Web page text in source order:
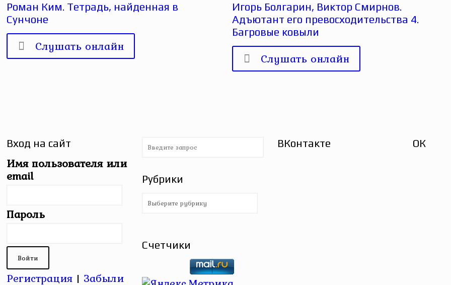
Роман Ким. Тетрадь, найденная в
Сунчоне
Слушать онлайн
Игорь Болгарин, Виктор Смирнов.
Адъютант его превосходительства 4.
Багровые ковыли
Слушать онлайн
Вход на сайт
Имя пользователя или
email
Пароль
Регистрация | Забыли
Рубрики
Рубрики
Счетчики
ВКонтакте ОК